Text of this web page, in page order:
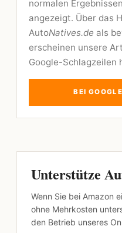
normalen
angezeigt. Über das
AutoNatives.de als
erscheinen unsere
Google-Schlagzeilen
BEI
Unterstütze
Wenn Sie bei Amazon
ohne Mehrkosten
den Betrieb unseres